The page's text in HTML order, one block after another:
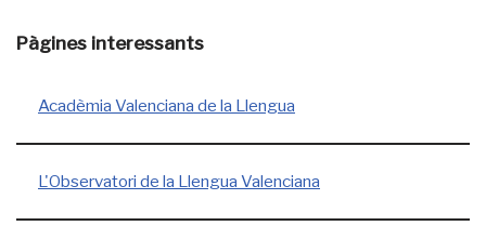
Pàgines interessants
Acadèmia Valenciana de la Llengua
L'Observatori de la Llengua Valenciana